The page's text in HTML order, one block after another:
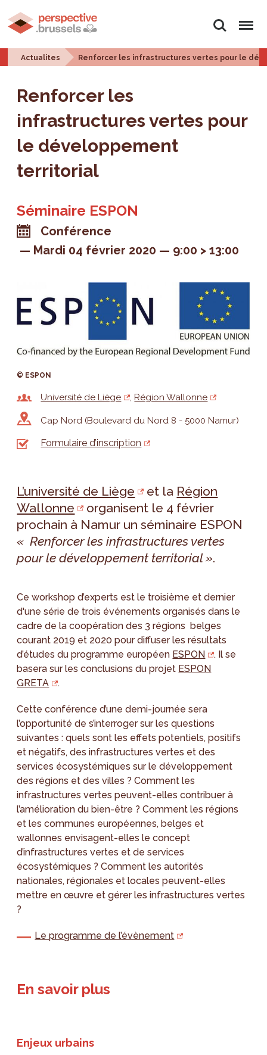
Rechercher
Menu
Actualites Renforcer les infrastructures vertes pour le
Renforcer les
infrastructures vertes pour
le développement
territorial
Séminaire ESPON
Conférence
Mardi 04 février 2020
9:00 > 13:00
© ESPON
Université de Liège Région Wallonne
Cap Nord (Boulevard du Nord 8 - 5000 Namur)
Formulaire d’inscription
L’université de Liège et la Région
Wallonne
organisent le 4 février
prochain à Namur un séminaire ESPON
« Renforcer les infrastructures vertes
pour le développement territorial ».
Ce workshop d’experts est le troisième et dernier
d'une série de trois événements organisés dans le
cadre de la coopération des 3 régions belges
courant 2019 et 2020 pour diffuser les résultats
d’études du programme européen ESPON
. Il se
basera sur les conclusions du projet ESPON
GRETA
.
Cette conférence d’une demi-journée sera
l’opportunité de s’interroger sur les questions
suivantes : quels sont les effets potentiels, positifs
et négatifs, des infrastructures vertes et des
services écosystémiques sur le développement
des régions et des villes ? Comment les
infrastructures vertes peuvent-elles contribuer à
l’amélioration du bien-être ? Comment les régions
et les communes européennes, belges et
wallonnes envisagent-elles le concept
d’infrastructures vertes et de services
écosystémiques ? Comment les autorités
nationales, régionales et locales peuvent-elles
mettre en œuvre et gérer les infrastructures vertes
?
Le programme de l’évènement
En savoir plus
Enjeux urbains